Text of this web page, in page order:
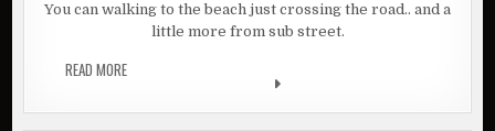
You can walking to the beach just crossing the road.. and a
little more from sub street.
READ MOREVISTA HOTEL PATTAYA | ARE YOU LOOKING FOR HOTEL IN